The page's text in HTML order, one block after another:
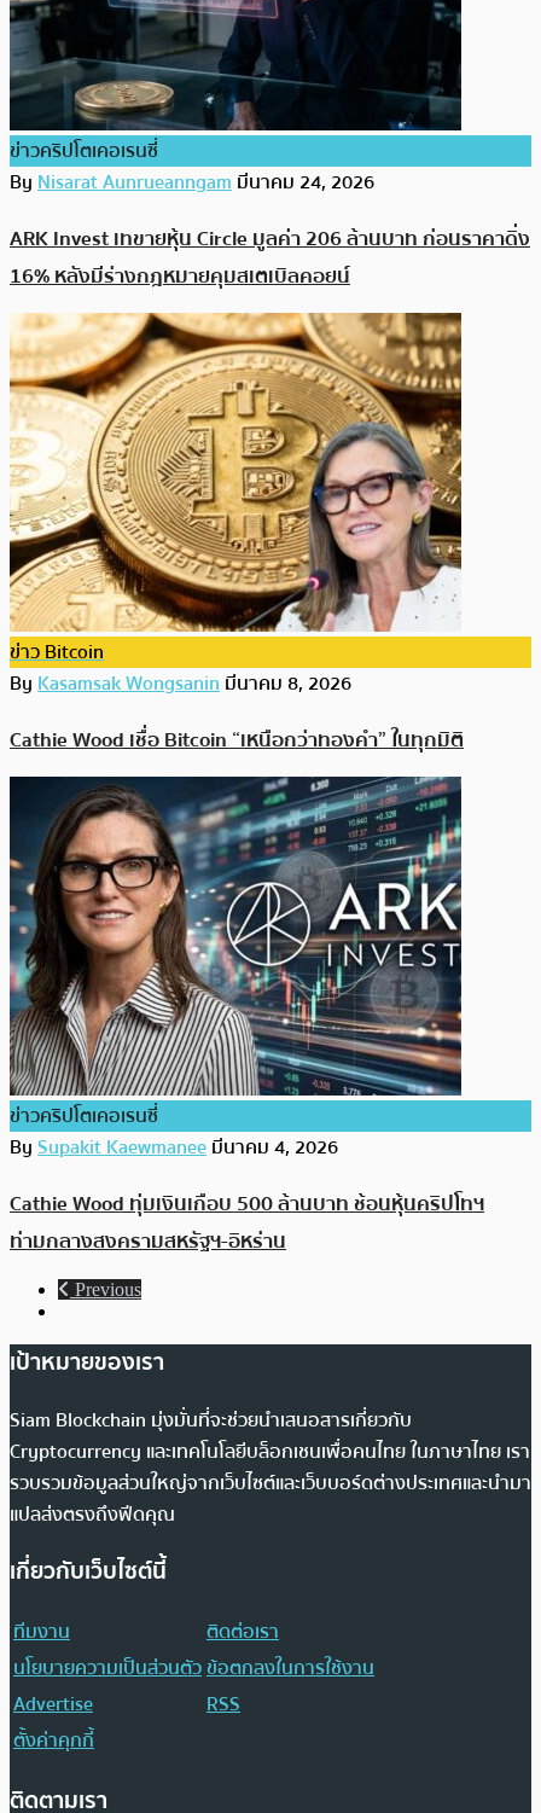
ข่าวคริปโตเคอเรนซี่
ByNisarat Aunrueanngamมีนาคม 24, 2026
ARK Invest เทขายหุ้น Circle มูลค่า 206 ล้านบาท ก่อนราคาดิ่ง
16% หลังมีร่างกฎหมายคุมสเตเบิลคอยน์
ข่าว Bitcoin
ByKasamsak Wongsaninมีนาคม 8, 2026
Cathie Wood เชื่อ Bitcoin “เหนือกว่าทองคำ” ในทุกมิติ
ข่าวคริปโตเคอเรนซี่
BySupakit Kaewmaneeมีนาคม 4, 2026
Cathie Wood ทุ่มเงินเกือบ 500 ล้านบาท ช้อนหุ้นคริปโทฯ
ท่ามกลางสงครามสหรัฐฯ-อิหร่าน
Previous
เป้าหมายของเรา
Siam Blockchain มุ่งมั่นที่จะช่วยนำเสนอสารเกี่ยวกับ
Cryptocurrency และเทคโนโลยีบล็อกเชนเพื่อคนไทย ในภาษาไทย เรา
รวบรวมข้อมูลส่วนใหญ่จากเว็บไซต์และเว็บบอร์ดต่างประเทศและนำมา
แปลส่งตรงถึงฟีดคุณ
เกี่ยวกับเว็บไซต์นี้
ทีมงาน
ติดต่อเรา
นโยบายความเป็นส่วนตัวข้อตกลงในการใช้งาน
Advertise
RSS
ตั้งค่าคุกกี้
ติดตามเรา